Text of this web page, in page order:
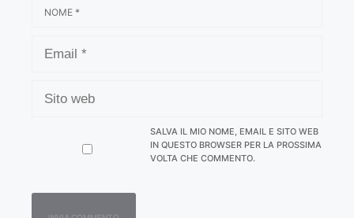
WEB
SALVA IL MIO NOME, EMAIL E SITO WEB
IN QUESTO BROWSER PER LA PROSSIMA
VOLTA CHE COMMENTO.